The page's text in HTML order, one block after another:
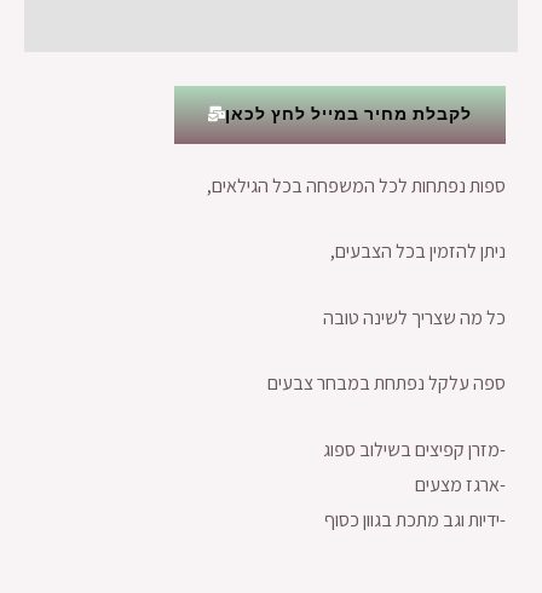
לקבלת מחיר במייל לחץ לכאן
ספות נפתחות לכל המשפחה בכל הגילאים,
ניתן להזמין בכל הצבעים,
כל מה שצריך לשינה טובה
ספה עלקל נפתחת במבחר צבעים
-מזרן קפיצים בשילוב ספוג
-ארגז מצעים
-ידיות וגב מתכת בגוון כסוף